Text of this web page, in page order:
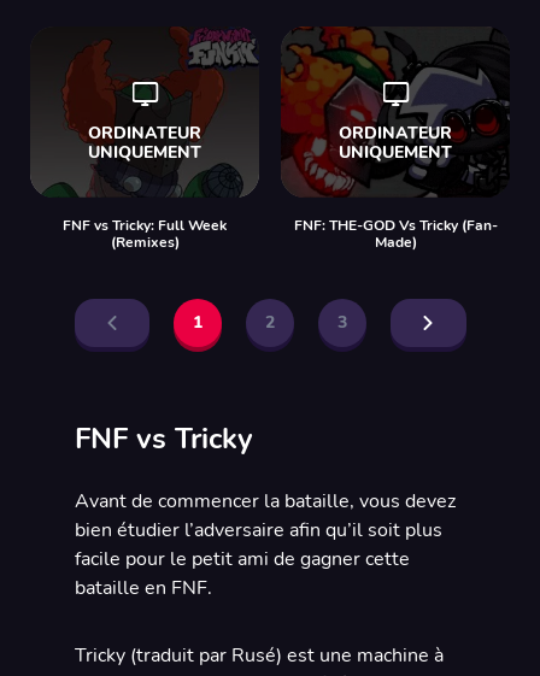
FNF vs Tricky: Full Week
(Remixes)
FNF: THE-GOD Vs Tricky (Fan-
Made)
1 2 3
FNF vs Tricky
Avant de commencer la bataille, vous devez
bien étudier l’adversaire afin qu’il soit plus
facile pour le petit ami de gagner cette
bataille en FNF.
Tricky (traduit par Rusé) est une machine à